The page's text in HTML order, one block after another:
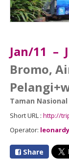
Jan/11 –
Bromo,
Taman
Short URL : http://
Operator:
Share